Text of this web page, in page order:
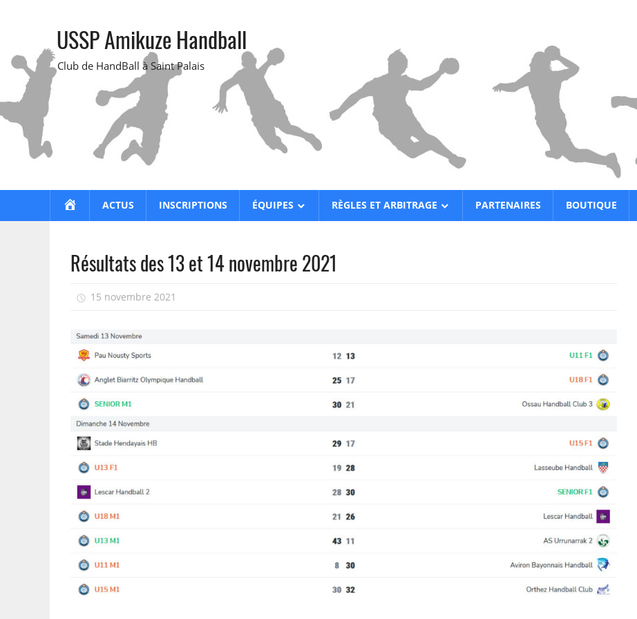
USSP Amikuze Handball
Club de HandBall à Saint Palais
ACCUEILACTUS INSCRIPTIONS ÉQUIPES RÈGLES ET ARBITRAGE PARTENAIRES BOUTIQUE
Résultats des 13 et 14 novembre 2021
15 novembre 2021